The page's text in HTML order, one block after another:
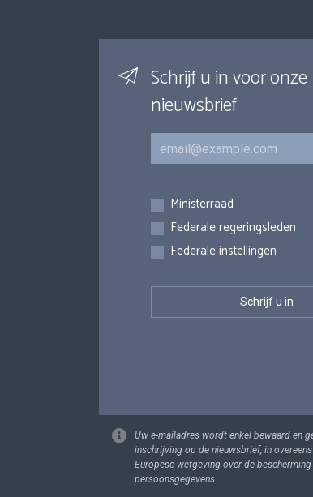
Schrijf u in voor onze
nieuwsbrief
E-mail
Inschrijvingen
Ministerraad
Federale regeringsleden
Federale instellingen
Uw e-mailadres wordt enkel bewaard en
inschrijving op de nieuwsbrief, in
Europese wetgeving over de bescherming
persoonsgegevens.